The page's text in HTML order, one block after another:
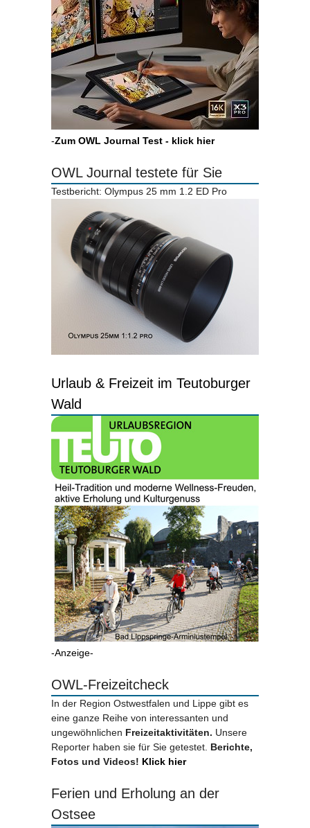
-Zum OWL Journal Test - klick hier
OWL Journal testete für Sie
Testbericht: Olympus 25 mm 1.2 ED Pro
Urlaub & Freizeit im Teutoburger
Wald
-Anzeige-
OWL-Freizeitcheck
In der Region Ostwestfalen und Lippe gibt es
eine ganze Reihe von interessanten und
ungewöhnlichen Freizeitaktivitäten. Unsere
Reporter haben sie für Sie getestet. Berichte,
Fotos und Videos! Klick hier
Ferien und Erholung an der
Ostsee